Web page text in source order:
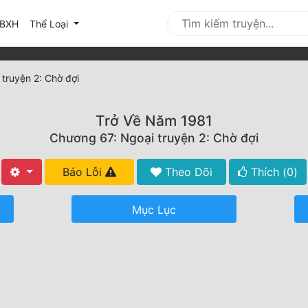
BXH Thể Loại
2: Chờ đợi
Trở Về Năm 1981
Chương 67: Ngoại truyện 2: Chờ đợi
Báo Lỗi Theo Dõi Thích (0)
Mục Lục